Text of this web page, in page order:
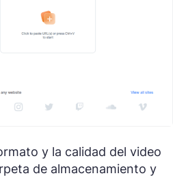
y la calidad del video
de almacenamiento y